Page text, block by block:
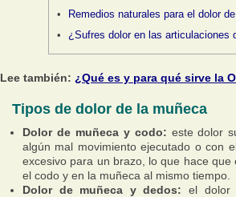
Remedios naturales para el dolor
¿Sufres dolor en las articulaciones
Lee también: ¿Qué es y para qué sirve la
Tipos de dolor de la muñeca
Dolor de muñeca y codo: este dolor
algún mal movimiento ejecutado o con
excesivo para un brazo, lo que hace que
el codo y en la muñeca al mismo tiempo.
Dolor de muñeca y dedos: el dolor